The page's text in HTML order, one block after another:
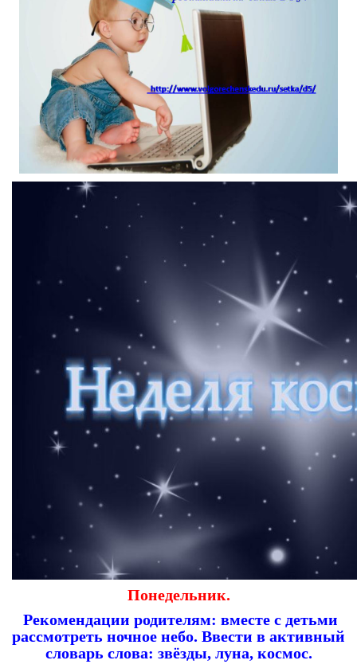
Понедельник.
Рекомендации родителям: вместе с детьми
рассмотреть ночное небо. Ввести в активный
словарь слова: звёзды, луна, космос.